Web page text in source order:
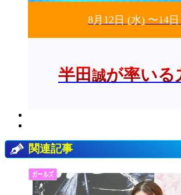
8月12日(水) 〜14
半田誠が率いる
関連記事